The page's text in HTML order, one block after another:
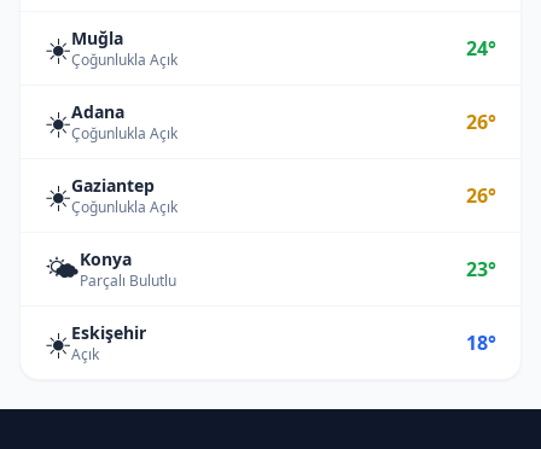
☀️Muğla
Çoğunlukla Açık 24°
☀️Adana
Çoğunlukla Açık 26°
☀️Gaziantep
Çoğunlukla Açık 26°
🌤️Konya
Parçalı Bulutlu 23°
☀️Eskişehir
Açık 18°